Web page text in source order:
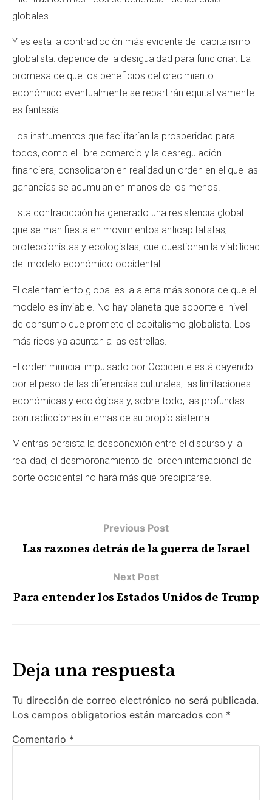
globales.
Y es esta la contradicción más evidente del capitalismo
globalista: depende de la desigualdad para funcionar. La
promesa de que los beneficios del crecimiento
económico eventualmente se repartirán equitativamente
es fantasía.
Los instrumentos que facilitarían la prosperidad para
todos, como el libre comercio y la desregulación
financiera, consolidaron en realidad un orden en el que las
ganancias se acumulan en manos de los menos.
Esta contradicción ha generado una resistencia global
que se manifiesta en movimientos anticapitalistas,
proteccionistas y ecologistas, que cuestionan la viabilidad
del modelo económico occidental.
El calentamiento global es la alerta más sonora de que el
modelo es inviable. No hay planeta que soporte el nivel
de consumo que promete el capitalismo globalista. Los
más ricos ya apuntan a las estrellas.
El orden mundial impulsado por Occidente está cayendo
por el peso de las diferencias culturales, las limitaciones
económicas y ecológicas y, sobre todo, las profundas
contradicciones internas de su propio sistema.
Mientras persista la desconexión entre el discurso y la
realidad, el desmoronamiento del orden internacional de
corte occidental no hará más que precipitarse.
Previous Post
Las razones detrás de la guerra de Israel
Next Post
Para entender los Estados Unidos de Trump
Deja una respuesta
Tu dirección de correo electrónico no será publicada.
Los campos obligatorios están marcados con *
Comentario *